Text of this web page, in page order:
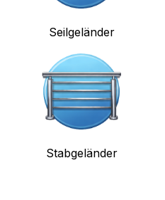
Seilgeländer
Stabgeländer